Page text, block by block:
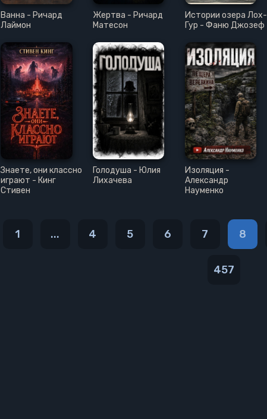
Ванна - Ричард
Лаймон
Жертва - Ричард
Матесон
Истории озера Лох-
Гур - Фаню Джозеф
Знаете, они классно
играют - Кинг
Стивен
Голодуша - Юлия
Лихачева
Изоляция -
Александр
Науменко
1 ... 4 5 6 7 8
457